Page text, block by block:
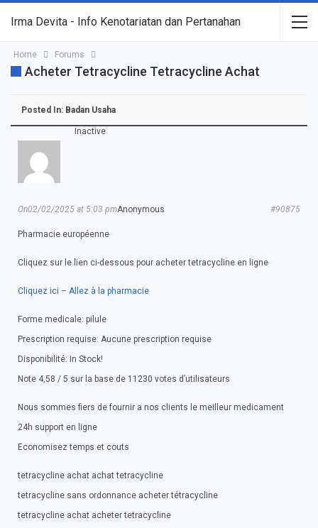
Irma Devita - Info Kenotariatan dan Pertanahan
Home Forums
Acheter Tetracycline Tetracycline Achat
Posted In: Badan Usaha
Inactive
Anonymous
On02/02/2025 at 5:03 pm #90875
Pharmacie européenne
Cliquez sur le lien ci-dessous pour acheter tetracycline en ligne
Cliquez ici – Allez à la pharmacie
Forme medicale: pilule
Prescription requise: Aucune prescription requise
Disponibilité: In Stock!
Note 4,58 / 5 sur la base de 11230 votes d’utilisateurs
Nous sommes fiers de fournir a nos clients le meilleur medicament
24h support en ligne
Economisez temps et couts
tetracycline achat achat tetracycline
tetracycline sans ordonnance acheter tétracycline
tetracycline achat acheter tetracycline